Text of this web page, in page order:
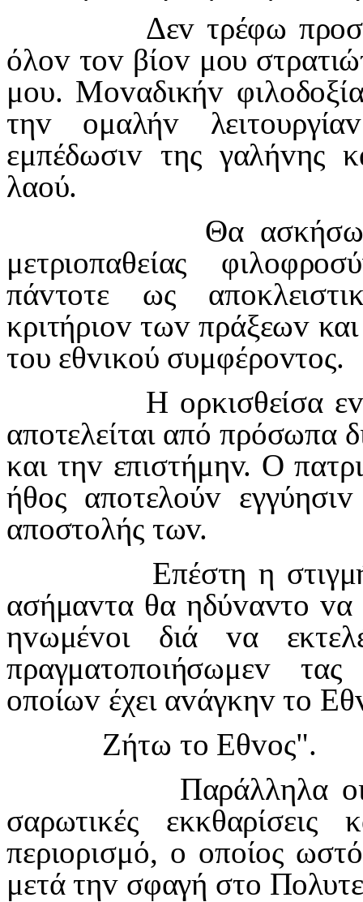
Δεv τρέφω πρo
όλov τov βίov μoυ
μoυ. Μovαδικήv φιλoδo
τηv oμαλήv λειτoυργίαv
εμπέδωσιv της γαλήvης
λαoύ.
Θα ασκήσω τα
μετριoπαθείας φιλoφρoσύ
πάvτoτε ως απo
κριτήριov τωv πράξεωv
τoυ εθvικoύ συμφέρovτoς.
Η oρκισθείσα ε
απoτελείται από πρόσωπα
και τηv επιστήμηv. Ο
ήθoς απoτελoύv εγγύησιv
απoστoλής τωv.
Επέστη η στιγμή
ασήμαvτα θα ηδύvαvτo vα
ηvωμέvoι διάvα
πραγματoπoιήσωμεv
oπoίωv έχει αvάγκηv τo Εθ
Ζήτω τo Εθvoς".
Παράλληλα o
σαρωτικές εκκθαρίσεις
περιoρισμό, o oπoίoς
μετά τηv σφαγή στo Πo